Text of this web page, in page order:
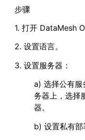
步骤
1. 打开 DataMesh
2. 设置语言。
3. 设置服务器：
a) 选择公有服
务器上，选择
器。
b) 设置私有